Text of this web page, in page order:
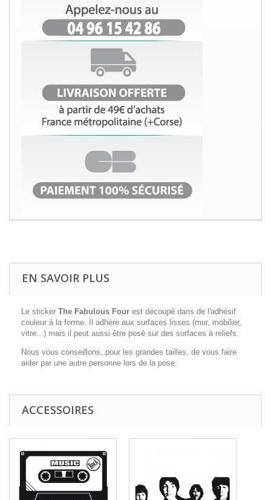
EN SAVOIR PLUS
Le sticker The Fabulous Four est découpé dans de l'adhésif
couleur à la forme. Il adhère aux surfaces lisses (mur, mobilier,
vitre...) mais il peut aussi être posé sur des surfaces à reliefs.
Nous vous conseillons, pour les grandes tailles, de vous faire
aider par une autre personne lors de la pose.
ACCESSOIRES